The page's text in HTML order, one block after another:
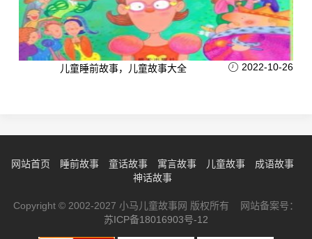
儿童睡前故事，儿童故事大全 2022-10-26
网站首页 睡前故事 童话故事 寓言故事 儿童故事
成语故事
神话故事
Copyright © 2002-2027 小马儿童故事网 版权所有 网站备案号：
苏ICP备18016903号-12